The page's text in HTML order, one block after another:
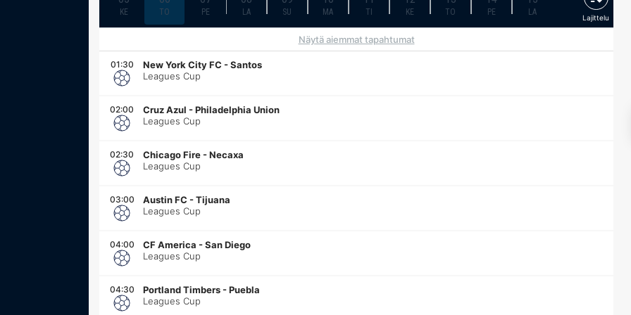
KE TO PE LA SU MA TI KE TO PE LA
Lajittelu
Näytä aiemmat tapahtumat
01:30 New York City FC -Santos
Leagues Cup
02:00 Cruz Azul -Philadelphia Union
Leagues Cup
02:30 Chicago Fire -Necaxa
Leagues Cup
03:00 Austin FC -Tijuana
Leagues Cup
04:00 CF America -San Diego
Leagues Cup
04:30 Portland Timbers -Puebla
Leagues Cup